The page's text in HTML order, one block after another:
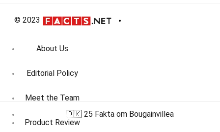
© 2023
About Us
Editorial Policy
Meet the Team
Product Review
🇩🇰 25 Fakta om Bougainvillea